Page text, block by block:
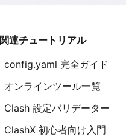
関連チュートリアル
config.yaml 完全ガイド
オンラインツール一覧
Clash 設定バリデーター
ClashX 初心者向け入門